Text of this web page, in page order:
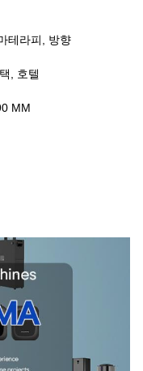
테라피, 방향
, 호텔
MM